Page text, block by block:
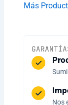
Más
Nos